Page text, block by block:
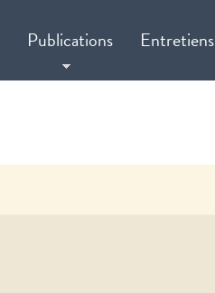
Publications Entretiens